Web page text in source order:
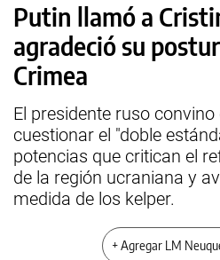
Putin llamó a
agradeció su
Crimea
El presidente ruso
cuestionar el "doble
potencias que critican el
de la región ucraniana y
medida de los kelper.
+ Agregar LM